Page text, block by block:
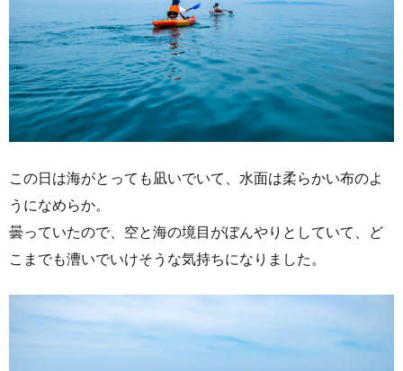
この日は海がとっても凪いでいて、水面は柔らかい布のよ
うになめらか。
曇っていたので、空と海の境目がぼんやりとしていて、ど
こまでも漕いでいけそうな気持ちになりました。